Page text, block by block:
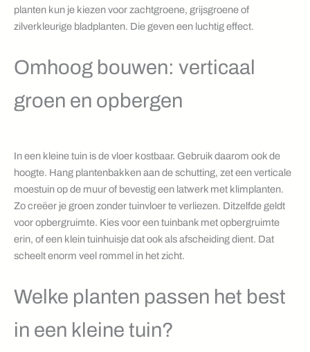
planten kun je kiezen voor zachtgroene, grijsgroene of
zilverkleurige bladplanten. Die geven een luchtig effect.
Omhoog bouwen: verticaal
groen en opbergen
In een kleine tuin is de vloer kostbaar. Gebruik daarom ook de
hoogte. Hang plantenbakken aan de schutting, zet een verticale
moestuin op de muur of bevestig een latwerk met klimplanten.
Zo creëer je groen zonder tuinvloer te verliezen. Ditzelfde geldt
voor opbergruimte. Kies voor een tuinbank met opbergruimte
erin, of een klein tuinhuisje dat ook als afscheiding dient. Dat
scheelt enorm veel rommel in het zicht.
Welke planten passen het best
in een kleine tuin?